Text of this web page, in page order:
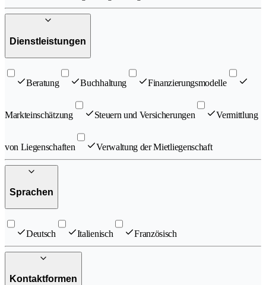
Dienstleistungen
Beratung Buchhaltung Finanzierungsmodelle
Markteinschätzung Steuern und Versicherungen Vermittlung
von Liegenschaften Verwaltung der Mietliegenschaft
Sprachen
Deutsch Italienisch Französisch
Kontaktformen